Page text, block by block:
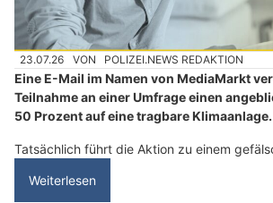
23.07.26 VON POLIZEI.NEWS REDAKTION
Eine E-Mail im Namen von MediaMarkt
Teilnahme an einer Umfrage einen
50 Prozent auf eine tragbare Klimaanlage.
Tatsächlich führt die Aktion zu einem
Weiterlesen